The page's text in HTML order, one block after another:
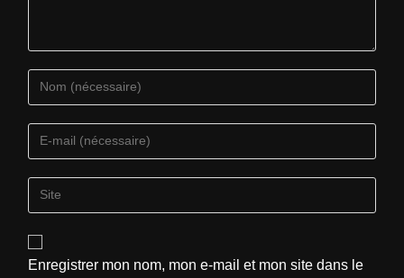
Enregistrer mon nom, mon e-mail et mon site dans le